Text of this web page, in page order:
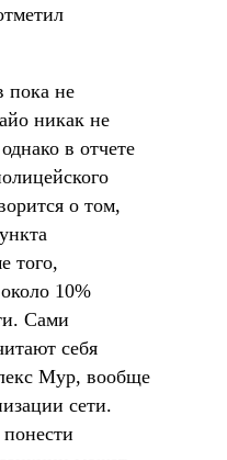
пока не
никак не
в отчете
о том,
того,
10%
Сами
себя
Мур, вообще
сети.